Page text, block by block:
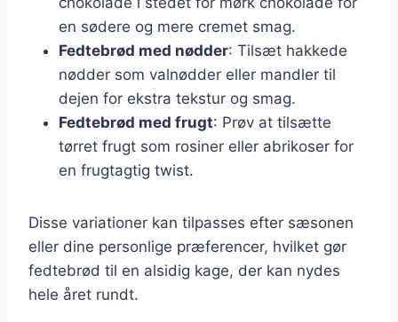
en sødere og mere cremet smag.
Fedtebrød med nødder: Tilsæt hakkede
nødder som valnødder eller mandler til
dejen for ekstra tekstur og smag.
Fedtebrød med frugt: Prøv at tilsætte
tørret frugt som rosiner eller abrikoser for
en frugtagtig twist.
Disse variationer kan tilpasses efter sæsonen
eller dine personlige præferencer, hvilket gør
fedtebrød til en alsidig kage, der kan nydes
hele året rundt.